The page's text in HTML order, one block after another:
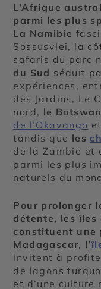
L’Afrique
parmi les plus
La Namibie
Sossusvlei, la
safaris du parc
du Sud séduit
expériences,
des Jardins, Le
nord, le
de l’Okavango
tandis que les
de la Zambie et
parmi les plus
naturels du
Pour prolonger
détente, les îles
constituent une
Madagascar, l’
invitent à
de lagons
et d’une culture